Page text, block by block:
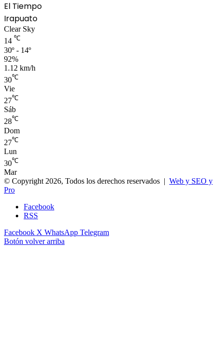
El Tiempo
Irapuato
Clear Sky
14 ℃
30º - 14º
92%
1.12 km/h
30℃
Vie
27℃
Sáb
28℃
Dom
27℃
Lun
30℃
Mar
© Copyright 2026, Todos los derechos reservados | Web y SEO y
Pro
Facebook
RSS
Facebook X WhatsApp Telegram
Botón volver arriba